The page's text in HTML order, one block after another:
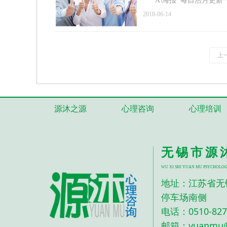
理学主题，逐次深入宣传
2018-06-14
上
源沐之源 心理咨询 心理培训
地址： 江苏省
停车场南侧
电话： 0510-
无锡市源
WU XI SHI YUAN MU